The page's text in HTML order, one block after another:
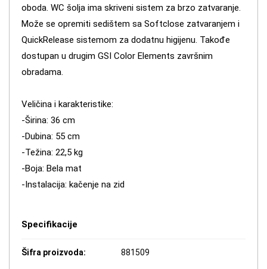
oboda. WC šolja ima skriveni sistem za brzo zatvaranje.
Može se opremiti sedištem sa Softclose zatvaranjem i
QuickRelease sistemom za dodatnu higijenu. Takođe
dostupan u drugim GSI Color Elements završnim
obradama.
Veličina i karakteristike:
-Širina: 36 cm
-Dubina: 55 cm
-Težina: 22,5 kg
-Boja: Bela mat
-Instalacija: kačenje na zid
Specifikacije
Šifra proizvoda: 881509